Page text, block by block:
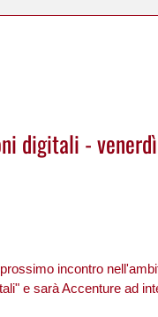
digitali -
incontro
e sarà Accenture ad